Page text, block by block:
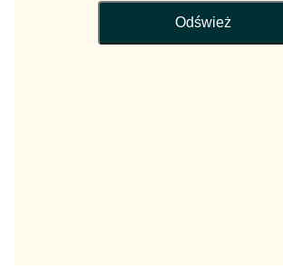
Odśwież